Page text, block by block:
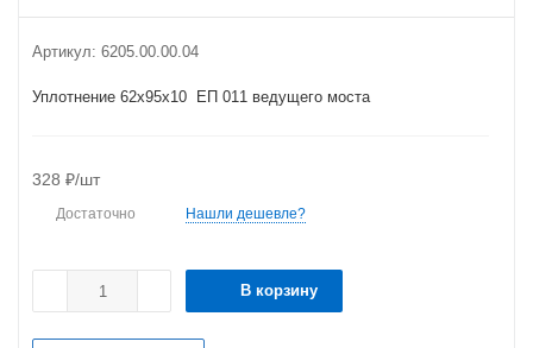
Артикул: 6205.00.00.04
Уплотнение 62х95х10 ЕП 011 ведущего моста
328 ₽/шт
Достаточно Нашли дешевле?
В корзину